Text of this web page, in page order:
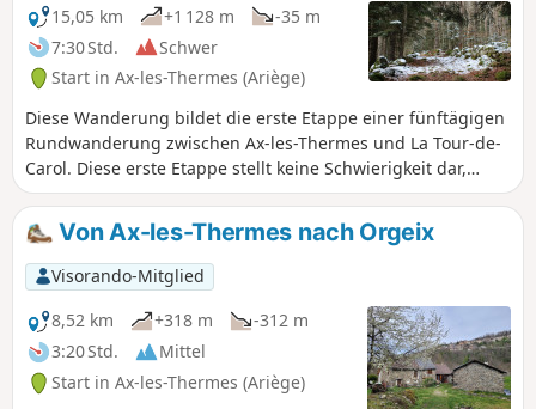
15,05 km
+1 128 m
-35 m
7:30 Std.
Schwer
Start in Ax-les-Thermes (Ariège)
Diese Wanderung bildet die erste Etappe einer fünftägigen
Rundwanderung zwischen Ax-les-Thermes und La Tour-de-
Carol. Diese erste Etappe stellt keine Schwierigkeit dar,
außer bei schlechten Wetterbedingungen. Der Start
befindet sich am Bahnhof von Ax, von wo aus man zunächst
der Straße folgt und dann einen sehr schönen Weg nimmt,
der in die Berge hinaufführt, um schließlich eine zwar
unbewachte, aber sehr komfortable Berghütte zu erreichen.
Diese Wanderung ist Wanderern vorbehalten, die an das
Hochgebirge gewöhnt sind und sich gut orientieren
können.
Von Ax-les-Thermes nach Orgeix
Visorando-Mitglied
8,52 km
+318 m
-312 m
3:20 Std.
Mittel
Start in Ax-les-Thermes (Ariège)